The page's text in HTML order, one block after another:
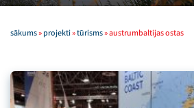
sākums»projekti»tūrisms»austrumbaltijas ostas